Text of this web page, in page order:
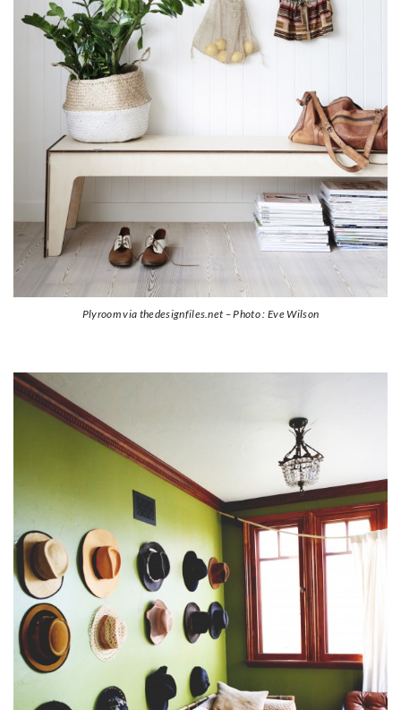
Plyroom via thedesignfiles.net – Photo : Eve Wilson